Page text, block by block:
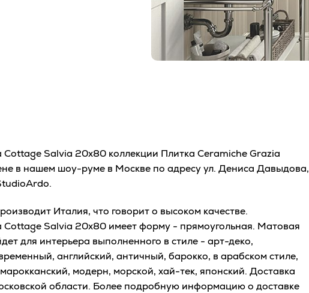
Cottage Salvia 20x80 коллекции Плитка Ceramiche Grazia
в нашем шоу-руме в Москве по адресу ул. Дениса Давыдова,
Италия, что говорит о высоком качестве.
Cottage Salvia 20x80 имеет форму - прямоугольная. Матовая
для интерьера выполненного в стиле - арт-деко,
английский, античный, барокко, в арабском стиле,
модерн, морской, хай-тек, японский. Доставка
области. Более подробную информацию о доставке